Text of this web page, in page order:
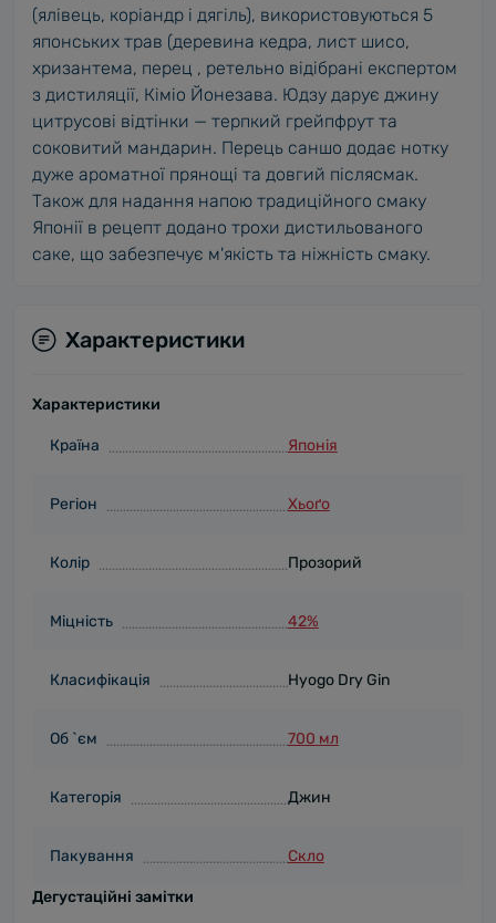
(ялівець, коріандр і дягіль), використовуються 5
японських трав (деревина кедра, лист шисо,
хризантема, перец , ретельно відібрані експертом
з дистиляції, Кіміо Йонезава. Юдзу дарує джину
цитрусові відтінки — терпкий грейпфрут та
соковитий мандарин. Перець саншо додає нотку
дуже ароматної прянощі та довгий післясмак.
Також для надання напою традиційного смаку
Японії в рецепт додано трохи дистильованого
саке, що забезпечує м'якість та ніжність смаку.
Характеристики
Характеристики
Країна Японія
Регіон Хьоґо
Колір Прозорий
Міцність 42%
Класифікація Hyogo Dry Gin
Об `єм 700 мл
Категорія Джин
Пакування Скло
Дегустаційні замітки